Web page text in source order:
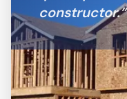
constructor.”